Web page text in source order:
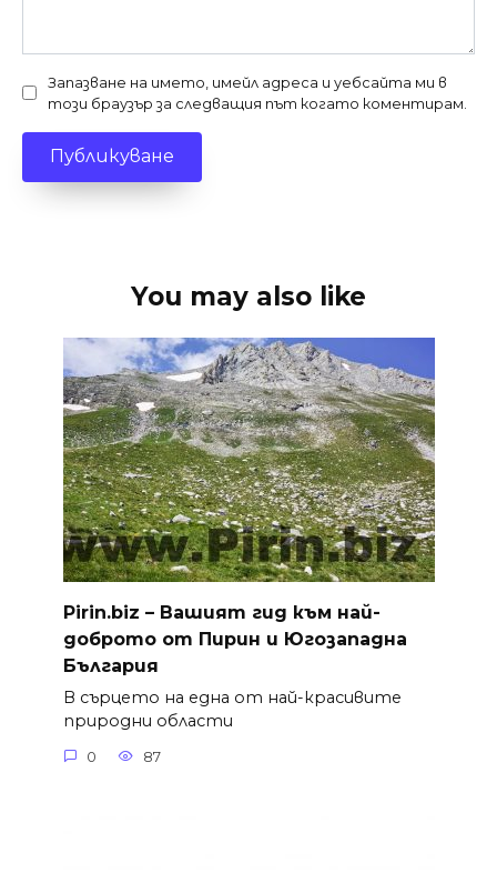
Запазване на името, имейл адреса и уебсайта ми в
този браузър за следващия път когато коментирам.
You may also like
Pirin.biz – Вашият гид към най-
доброто от Пирин и Югозападна
България
В сърцето на една от най-красивите
природни области
0 87